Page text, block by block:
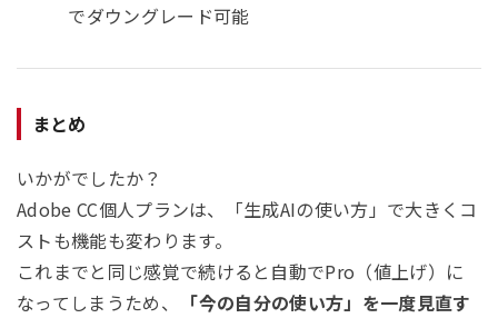
でダウングレード可能
まとめ
いかがでしたか？
Adobe CC個人プランは、「生成AIの使い方」で大きくコ
ストも機能も変わります。
これまでと同じ感覚で続けると自動でPro（値上げ）に
なってしまうため、
「今の自分の使い方」を一度見直す